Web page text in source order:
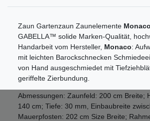
Zaun Gartenzaun Zaunelemente
GABELLA™ solide Marken-Qualität,
Handarbeit vom Hersteller, Monaco:
mit leichten Barockschnecken
von Hand ausgeschmiedet mit
geriffelte Zierbundung.
Abmessungen: Zaunfeld: 200 cm Breite;
140 cm; Tiefe: 30 mm, Einbaubreite
Mauerpfosten: 202 cm Size Breite;